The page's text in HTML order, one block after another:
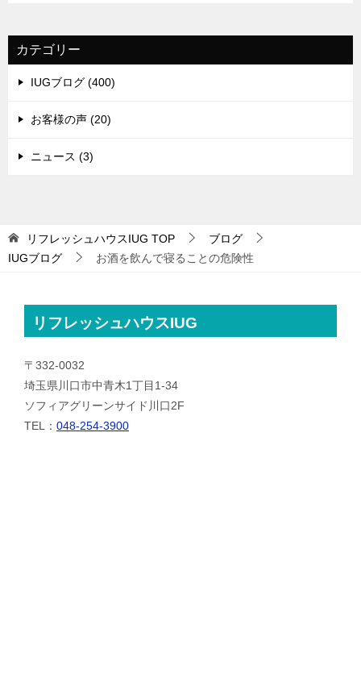
カテゴリー
IUGブログ (400)
お客様の声 (20)
ニュース (3)
リフレッシュハウスIUG TOP
ブログ
IUGブログ
お酒を飲んで寝ることの危険性
リフレッシュハウスIUG
〒332-0032
埼玉県川口市中青木1丁目1-34
ソフィアグリーンサイド川口2F
TEL： 048-254-3900